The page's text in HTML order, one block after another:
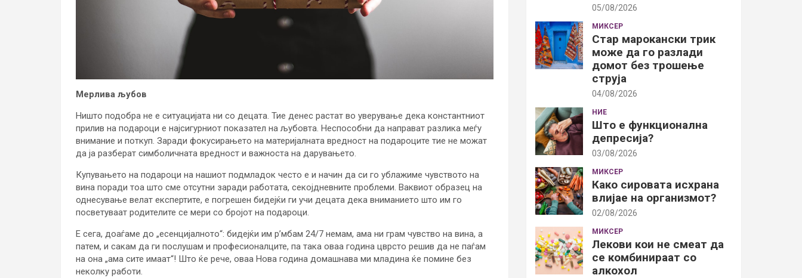
Мерлива љубов
Ништо подобра не е ситуацијата ни со децата. Тие денес растат во уверување дека константниот
прилив на подароци е најсигурниот показател на љубовта. Неспособни да направат разлика меѓу
внимание и поткуп. Заради фокусирањето на материјалната вредност на подароците тие не можат
да ја разберат симболичната вредност и важноста на дарувањето.
Купувањето на подароци на нашиот подмладок често е и начин да си го ублажиме чувството на
вина поради тоа што сме отсутни заради работата, секојдневните проблеми. Ваквиот образец на
однесување велат експертите, е погрешен бидејќи ги учи децата дека вниманието што им го
посветуваат родителите се мери со бројот на подароци.
Е сега, доаѓаме до „есенцијалното“: бидејќи им р’мбам 24/7 немам, ама ни грам чувство на вина, а
патем, и сакам да ги послушам и професионалците, па така оваа година цврсто решив да не паѓам
на она „ама сите имаат“! Што ќе рече, оваа Нова година домашнава ми младина ќе помине без
неколку работи.
05/08/2026
МИКСЕР
Стар марокански трик
може да го разлади
домот без трошење
струја
04/08/2026
НИЕ
Што е функционална
депресија?
03/08/2026
МИКСЕР
Како сировата исхрана
влијае на организмот?
02/08/2026
МИКСЕР
Лекови кои не смеат да
се комбинираат со
алкохол